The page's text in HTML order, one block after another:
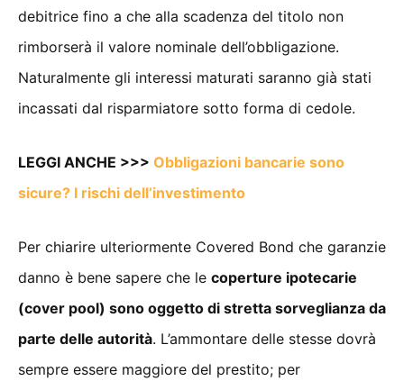
debitrice fino a che alla scadenza del titolo non
rimborserà il valore nominale dell’obbligazione.
Naturalmente gli interessi maturati saranno già stati
incassati dal risparmiatore sotto forma di cedole.
LEGGI ANCHE >>> Obbligazioni bancarie sono
sicure? I rischi dell’investimento
Per chiarire ulteriormente Covered Bond che garanzie
danno è bene sapere che le coperture ipotecarie
(cover pool) sono oggetto di stretta sorveglianza da
parte delle autorità. L’ammontare delle stesse dovrà
sempre essere maggiore del prestito; per